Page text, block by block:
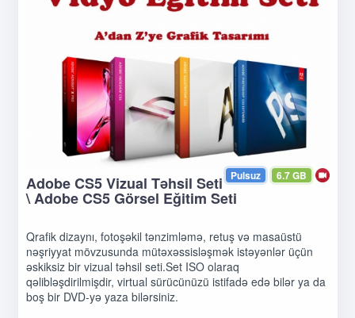
6.7 GB
Pulsuz
Adobe CS5 Vizual Təhsil Seti
\ Adobe CS5 Görsel Eğitim Seti
Qrafik dizaynı, fotoşəkil tənzimləmə, retuş və masaüstü
nəşriyyat mövzusunda mütəxəssisləşmək istəyənlər üçün
əskiksiz bir vizual təhsil seti.Set ISO olaraq
qəlibləşdirilmişdir, virtual sürücünüzü istifadə edə bilər ya da
boş bir DVD-yə yaza bilərsiniz.